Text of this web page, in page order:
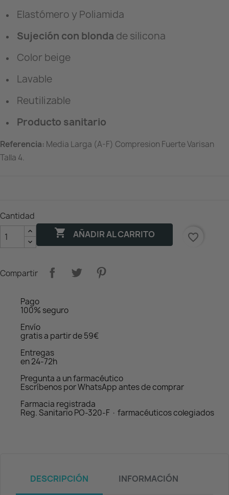
Elastómero y Poliamida
Sujeción con blonda de silicona
Color beige
Lavable
Reutilizable
Producto sanitario
Referencia: Media Larga (A-F) Compresion Fuerte Varisan
Talla 4.
Cantidad
 AÑADIR AL CARRITO favorite_border
Compartir
Pago
100% seguro
Envío
gratis a partir de 59€
Entregas
en 24-72h
Pregunta a un farmacéutico
Escríbenos por WhatsApp antes de comprar
Farmacia registrada
Reg. Sanitario PO-320-F · farmacéuticos colegiados
DESCRIPCIÓN INFORMACIÓN